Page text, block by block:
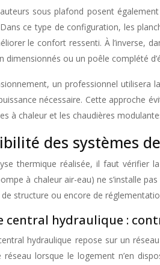
sous plafond posent
ce type de configuration, les
le confort ressenti. À l’inverse,
dimensionnés ou un poêle complété
un professionnel
nécessaire. Cette approche
à chaleur et les chaudières
des systèmes
thermique réalisée, il faut vérifier
à chaleur air-eau) ne s’installe
de structure ou encore de
central hydraulique :
hydraulique repose sur un
réseau lorsque le logement n’en